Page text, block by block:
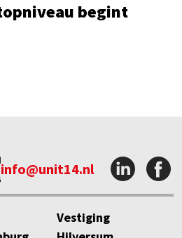
begint
info@unit14.nl
Vestiging